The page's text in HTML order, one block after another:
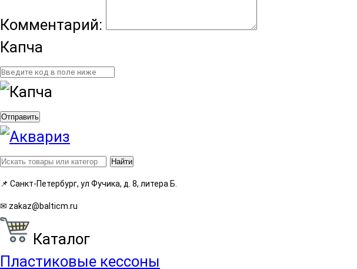
Комментарий:
Капча
Отправить
Найти
📌 Санкт-Петербург, ул Фучика, д. 8, литера Б.
✉ zakaz@balticm.ru
Каталог
Пластиковые кессоны